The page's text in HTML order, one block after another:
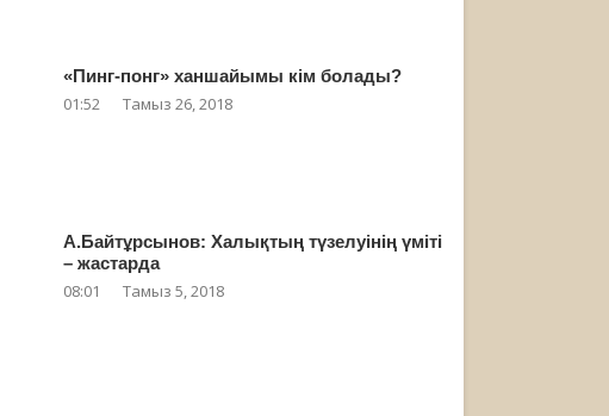
«Пинг-понг» ханшайымы кім болады?
01:52 Тамыз 26, 2018
А.Байтұрсынов: Халықтың түзелуінің үміті
– жастарда
08:01 Тамыз 5, 2018